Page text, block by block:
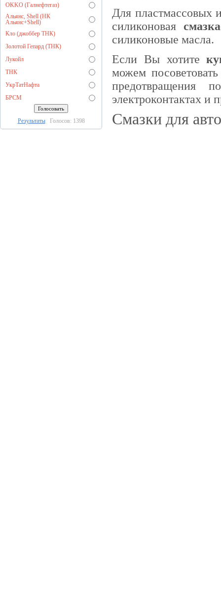
OKKO (Галнефтегаз)
Альянс, Shell (НК
Альянс+Shell)
Кло (джоббер ТНК)
Золотой Гепард (ТНК)
Лукойл
ТНК
УкрТатНафта
БРСМ
РезультатыГолосов: 1398
Для пластмассовых
силиконовая
силиконовые масла.
Если Вы хотите
можем
предотвращения
электроконтактах и
Смазки для